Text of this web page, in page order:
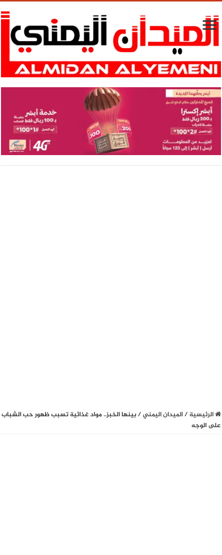
الرئيسية / الميدان اليمني / بينها الخبز.. مواد غذائية تسبب ظهور حب الشباب
على الوجه